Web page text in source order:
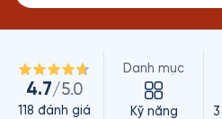
4.7/5.0
118 đánh giá
Danh mục
Kỹ năng